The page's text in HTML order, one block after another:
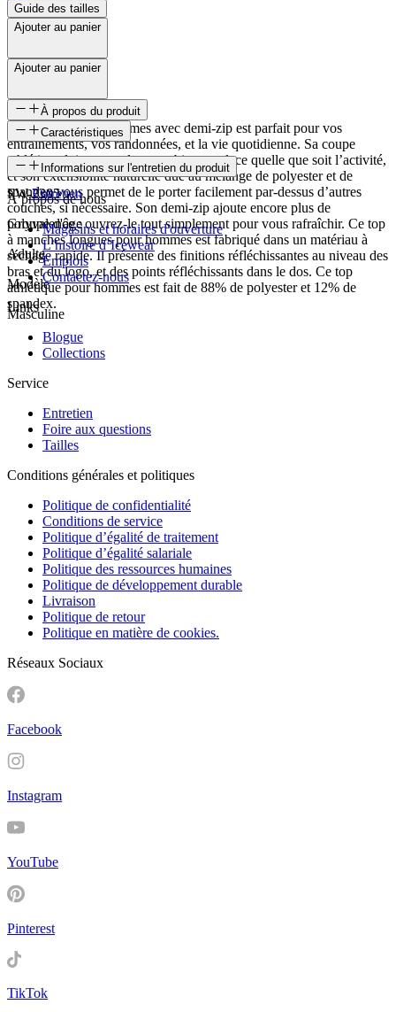
Guide des tailles
Ajouter au panier
Ajouter au panier
À propos du produit
Ce top actif pour hommes avec demi-zip est parfait pour vos
entraînements, vos randonnées, et la vie quotidienne. Sa coupe
athlétique lui permet de rester bien en place quelle que soit l’activité,
et son extensibilité naturelle due au mélange de polyester et de
spandex vous permet de le porter facilement par-dessus d’autres
couches, si nécessaire. Son demi-zip ajoute encore plus de
polyvalence : ouvrez-le tout simplement pour vous rafraîchir. Ce top
à manches longues pour hommes est fabriqué dans un matériau à
séchage rapide. Il présente des finitions réfléchissantes au niveau des
bras et du logo, et des points réfléchissants dans le dos. Ce top
athlétique pour hommes est fait de 88% de polyester et 12% de
spandex.
Caractéristiques
SKU
FW-2305
Groupe d'âge
Adulte
Modèle
Masculine
Informations sur l'entretien du produit
Entretien
À propos de nous
Magasins et horaires d'ouverture
L’histoire d’Icewear
Emplois
Contactez-nous
Links
Blogue
Collections
Service
Entretien
Foire aux questions
Tailles
Conditions générales et politiques
Politique de confidentialité
Conditions de service
Politique d’égalité de traitement
Politique d’égalité salariale
Politique des ressources humaines
Politique de développement durable
Livraison
Politique de retour
Politique en matière de cookies.
Réseaux Sociaux
Facebook
Instagram
YouTube
Pinterest
TikTok